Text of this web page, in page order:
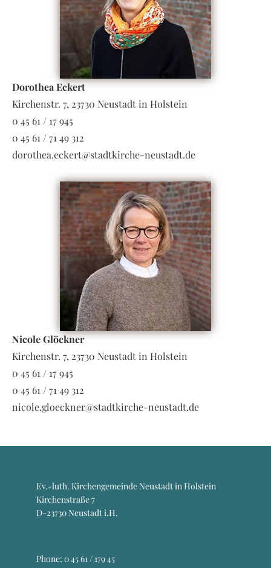
Dorothea Eckert
Kirchenstr. 7, 23730 Neustadt in Holstein
0 45 61 / 17 945
0 45 61 / 71 49 312
dorothea.eckert@stadtkirche-neustadt.de
Nicole Glöckner
Kirchenstr. 7, 23730 Neustadt in Holstein
0 45 61 / 17 945
0 45 61 / 71 49 312
nicole.gloeckner@stadtkirche-neustadt.de
Ev.-luth. Kirchengemeinde Neustadt in Holstein
Kirchenstraße 7
D-23730 Neustadt i.H.
Phone: 0 45 61 / 179 45